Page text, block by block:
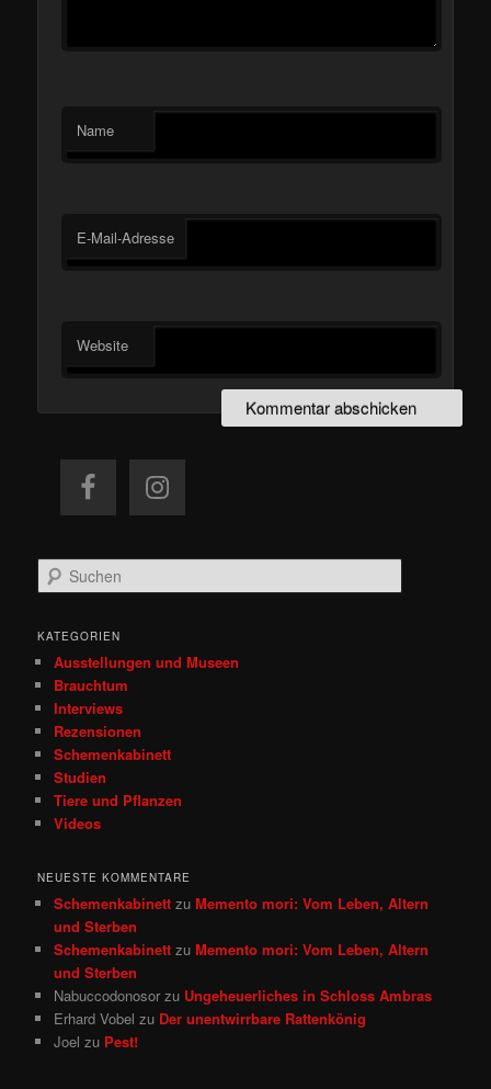
Name
E-Mail-Adresse
Website
u
h
KATEGORIEN
Ausstellungen und Museen
Brauchtum
Interviews
Rezensionen
Schemenkabinett
Studien
Tiere und Pflanzen
Videos
NEUESTE KOMMENTARE
Schemenkabinett zuMemento mori: Vom Leben, Altern
und Sterben
Schemenkabinett zuMemento mori: Vom Leben, Altern
und Sterben
Nabuccodonosor zu Ungeheuerliches in Schloss Ambras
Erhard Vobel zu Der unentwirrbare Rattenkönig
Joel zu Pest!